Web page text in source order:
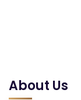
About Us